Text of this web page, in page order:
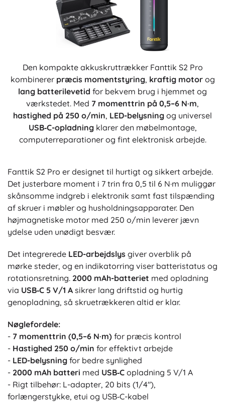
Den kompakte akkuskruttrækker Fanttik S2 Pro
kombinerer præcis momentstyring, kraftig motorog
lang batterilevetid for bekvem brug i hjemmet og
værkstedet. Med 7 momenttrin på 0,5–6 N·m,
hastighed på 250 o/min, LED-belysning og universel
USB‑C-opladningklarer den møbelmontage,
computerreparationer og fint elektronisk arbejde.
Fanttik S2 Pro er designet til hurtigt og sikkert arbejde.
Det justerbare moment i 7 trin fra 0,5 til 6 N·m muliggør
skånsomme indgreb i elektronik samt fast tilspænding
af skruer i møbler og husholdningsapparater. Den
højmagnetiske motor med 250 o/min leverer jævn
ydelse uden unødigt besvær.
Det integrerede LED-arbejdslys giver overblik på
mørke steder, og en indikatorring viser batteristatus og
rotationsretning. 2000 mAh-batteriet med opladning
via USB‑C 5 V/1 A sikrer lang driftstid og hurtig
genopladning, så skruetrækkeren altid er klar.
Nøglefordele:
- 7 momenttrin (0,5–6 N·m) for præcis kontrol
- Hastighed 250 o/min for effektivt arbejde
- LED-belysning for bedre synlighed
- 2000 mAh batteri med USB‑C opladning 5 V/1 A
- Rigt tilbehør: L-adapter, 20 bits (1/4"),
forlængerstykke, etui og USB‑C-kabel